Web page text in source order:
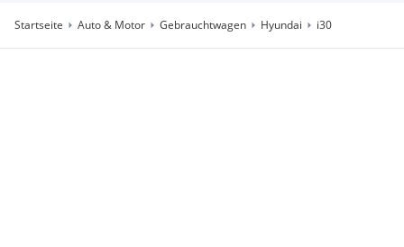
Startseite Auto & Motor Gebrauchtwagen Hyundai i30